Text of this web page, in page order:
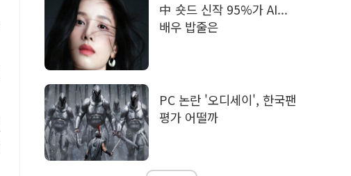
中 숏드 신작 95%가 AI...
배우 밥줄은
PC 논란 '오디세이', 한국팬
평가 어떨까